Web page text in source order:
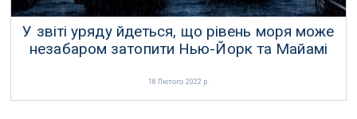
У звіті уряду йдеться, що рівень моря може
незабаром затопити Нью-Йорк та Майамі
18 Лютого 2022 р.